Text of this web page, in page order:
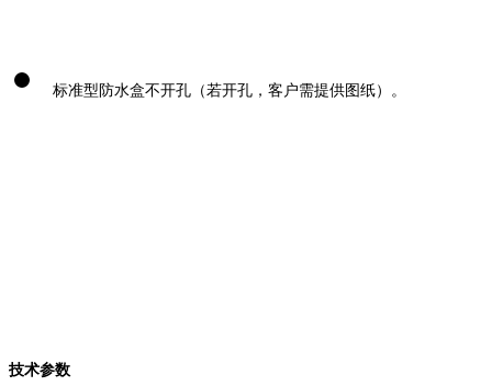
标准型防水盒不开孔（若开孔，客户需提供图纸）。
技术参数